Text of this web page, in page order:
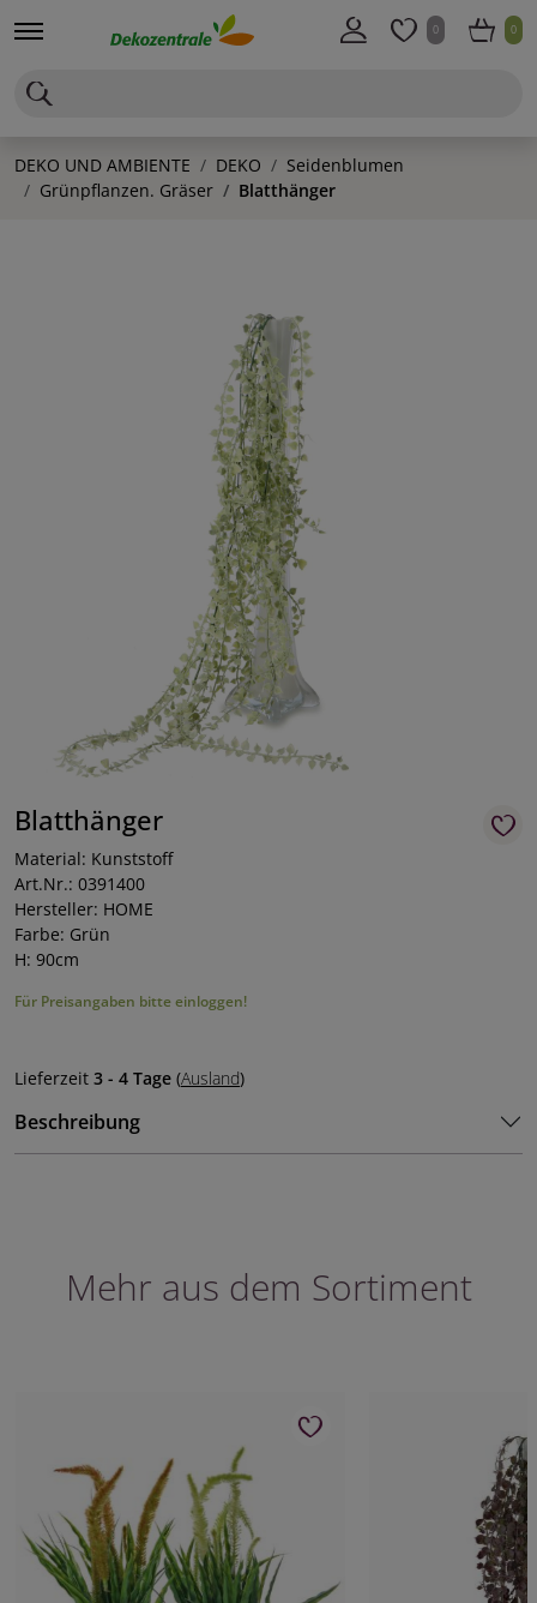
0 0
DEKO UND AMBIENTE DEKO
Seidenblumen
Grünpflanzen. Gräser
Blatthänger
Blatthänger
Material: Kunststoff
Art.Nr.: 0391400
Hersteller: HOME
Farbe: Grün
H: 90cm
Für Preisangaben bitte einloggen!
Lieferzeit 3 - 4 Tage (Ausland)
Beschreibung
Mehr aus dem Sortiment